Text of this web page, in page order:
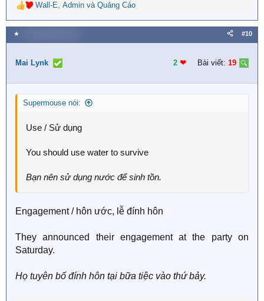
R
e
a
c
i
n
s
Wall-E, Admin và Quảng Cáo
★ #10
Mai Lynk 2 ❤︎ Bài viết: 19
Supermouse nói:
Use / Sử dụng
You should use water to survive
Bạn nên sử dụng nước để sinh tồn.
Engagement / hôn ước, lễ đính hôn
They announced their engagement at the party on
Saturday.
Họ tuyên bố đính hôn tại bữa tiệc vào thứ bảy.